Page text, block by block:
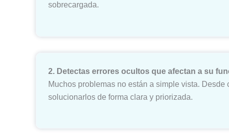
sobrecargada.
2. Detectas errores ocultos que afectan a su
Muchos problemas no están a simple vista.
solucionarlos de forma clara y priorizada.